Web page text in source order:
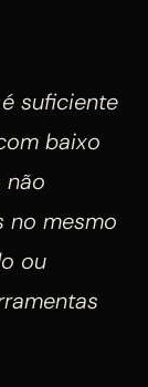
suficiente
baixo
não
no mesmo
ou